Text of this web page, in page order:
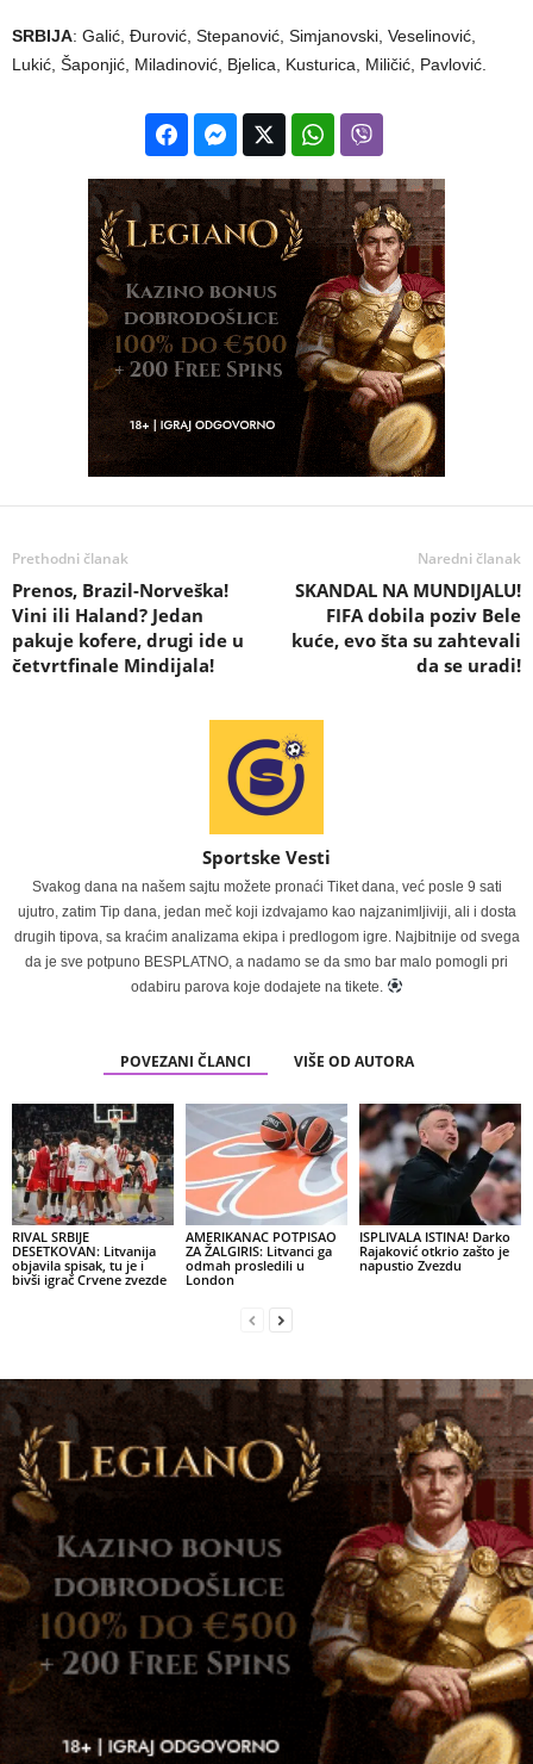
SRBIJA: Galić, Đurović, Stepanović, Simjanovski, Veselinović,
Lukić, Šaponjić, Miladinović, Bjelica, Kusturica, Miličić, Pavlović.
Prethodni članak
Prenos, Brazil-Norveška!
Vini ili Haland? Jedan
pakuje kofere, drugi ide u
četvrtfinale Mindijala!
Naredni članak
SKANDAL NA MUNDIJALU!
FIFA dobila poziv Bele
kuće, evo šta su zahtevali
da se uradi!
Sportske Vesti
Svakog dana na našem sajtu možete pronaći Tiket dana, već posle 9 sati
ujutro, zatim Tip dana, jedan meč koji izdvajamo kao najzanimljiviji, ali i dosta
drugih tipova, sa kraćim analizama ekipa i predlogom igre. Najbitnije od svega
da je sve potpuno BESPLATNO, a nadamo se da smo bar malo pomogli pri
odabiru parova koje dodajete na tikete.
POVEZANI ČLANCI VIŠE OD AUTORA
RIVAL SRBIJE
DESETKOVAN: Litvanija
objavila spisak, tu je i
bivši igrač Crvene zvezde
AMERIKANAC POTPISAO
ZA ŽALGIRIS: Litvanci ga
odmah prosledili u
London
ISPLIVALA ISTINA! Darko
Rajaković otkrio zašto je
napustio Zvezdu